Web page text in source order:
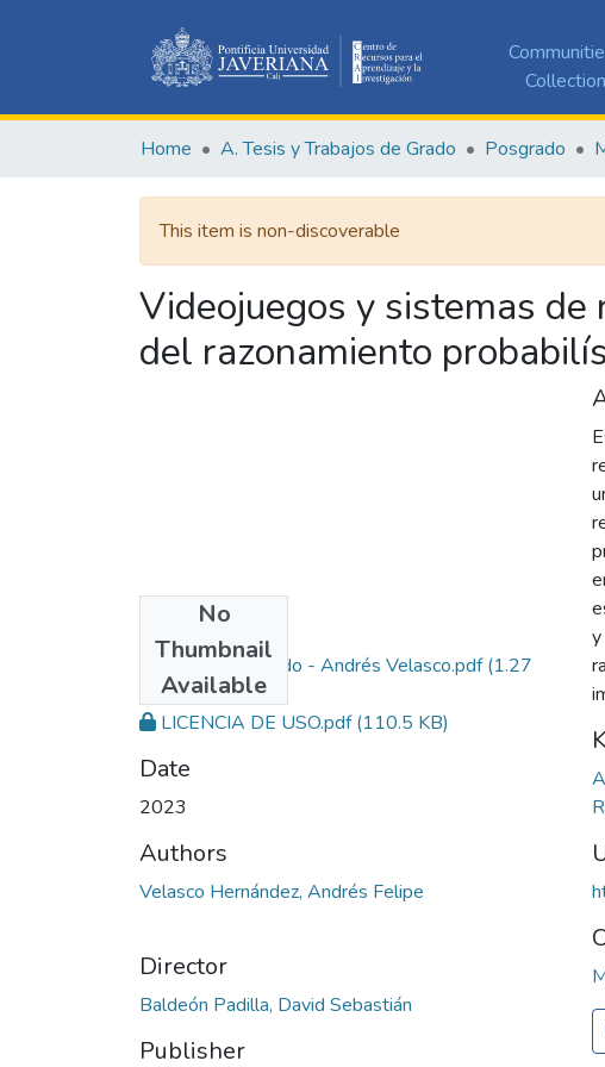
Home A. Tesis y Trabajos de Grado Posgrado
This item is non-discoverable
Videojuegos y sistemas
del razonamiento
No
Thumbnail
Available
Trabajo de Grado - Andrés Velasco.pdf(1.27
MB)
LICENCIA DE USO.pdf(110.5 KB)
Date
2023
Authors
Velasco Hernández, Andrés Felipe
Director
Baldeón Padilla, David Sebastián
Publisher